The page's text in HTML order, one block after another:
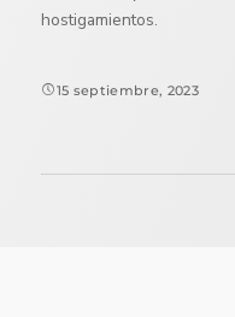
hostigamientos.
15 septiembre, 2023